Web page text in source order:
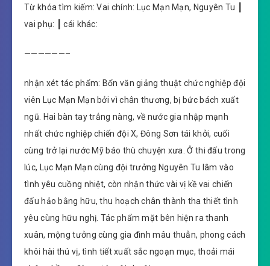
Từ khóa tìm kiếm: Vai chính: Lục Mạn Mạn, Nguyên Tu ┃
vai phụ: ┃ cái khác:
——————–
nhận xét tác phẩm: Bổn văn giảng thuật chức nghiệp đội
viên Lục Mạn Mạn bởi vì chân thương, bị bức bách xuất
ngũ. Hai bàn tay trắng nàng, về nước gia nhập mạnh
nhất chức nghiệp chiến đội X, Đông Sơn tái khởi, cuối
cùng trở lại nước Mỹ báo thù chuyện xưa. Ở thi đấu trong
lúc, Lục Mạn Mạn cùng đội trưởng Nguyên Tu lâm vào
tình yêu cuồng nhiệt, còn nhận thức vài vị kề vai chiến
đấu hảo bằng hữu, thu hoạch chân thành tha thiết tình
yêu cùng hữu nghị. Tác phẩm mặt bên hiện ra thanh
xuân, mộng tưởng cùng gia đình mâu thuẫn, phong cách
khôi hài thú vị, tình tiết xuất sắc ngoạn mục, thoải mái